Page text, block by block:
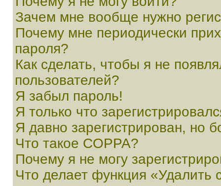
Зачем мне вообще нужно
Почему мне периодически
пароля?
Как сделать, чтобы я не
пользователей?
Я забыл пароль!
Я только что
Я давно зарегистрирован, но
Что такое COPPA?
Почему я не могу
Что делает функция «Удалить